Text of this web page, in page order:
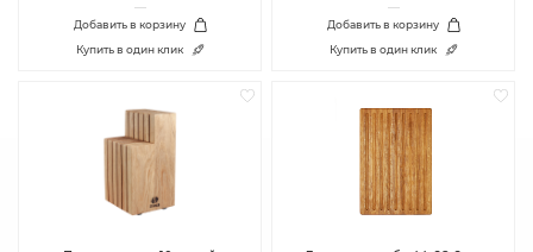
Добавить в корзину
Купить в один клик
Добавить в корзину
Купить в один клик